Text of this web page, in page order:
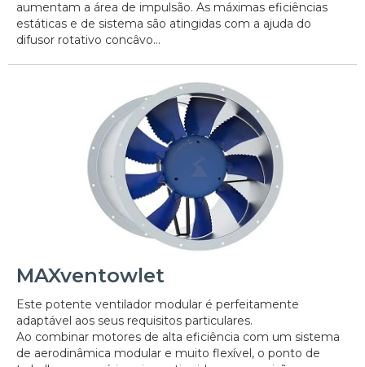
aumentam a área de impulsão. As máximas eficiências
estáticas e de sistema são atingidas com a ajuda do
difusor rotativo concâvo...
MAXventowlet
Este potente ventilador modular é perfeitamente
adaptável aos seus requisitos particulares.
Ao combinar motores de alta eficiência com um sistema
de aerodinâmica modular e muito flexível, o ponto de